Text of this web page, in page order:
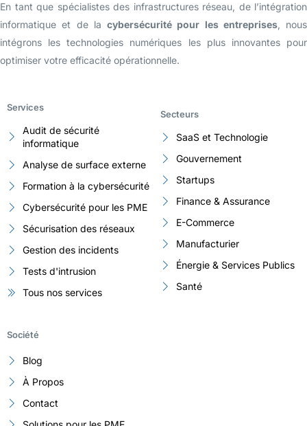
En tant que spécialistes des infrastructures réseau, de l’intégration
informatique et de la cybersécurité pour les entreprises, nous
intégrons les technologies numériques les plus innovantes pour
optimiser votre efficacité opérationnelle.
Services
Audit de sécurité
informatique
Analyse de surface externe
Formation à la cybersécurité
Cybersécurité pour les PME
Sécurisation des réseaux
Gestion des incidents
Tests d'intrusion
Tous nos services
Secteurs
SaaS et Technologie
Gouvernement
Startups
Finance & Assurance
E-Commerce
Manufacturier
Énergie & Services Publics
Santé
Société
Blog
À Propos
Contact